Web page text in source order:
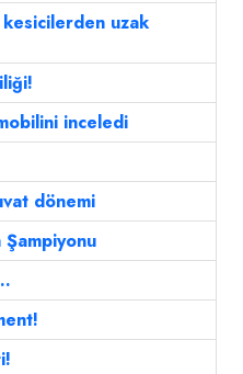
uzak
inceledi
dönemi